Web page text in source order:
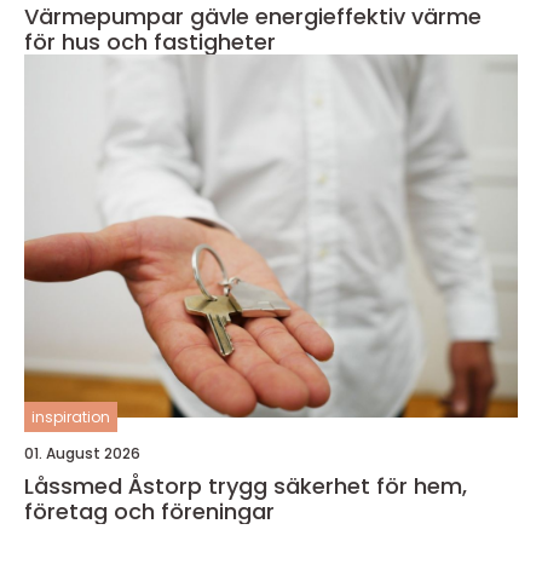
Värmepumpar gävle energieffektiv värme
för hus och fastigheter
inspiration
01. August 2026
Låssmed Åstorp trygg säkerhet för hem,
företag och föreningar